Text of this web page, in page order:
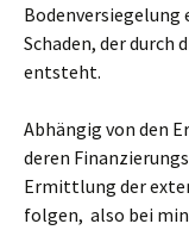
Bodenversiegelung
Schaden, der durch
entsteht.
Abhängig von den
deren
Ermittlung der
folgen, also bei